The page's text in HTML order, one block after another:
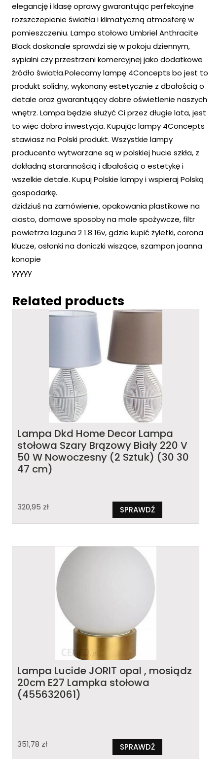
elegancję i klasę oprawy gwarantując perfekcyjne
rozszczepienie światła i klimatyczną atmosferę w
pomieszczeniu. Lampa stołowa Umbriel Anthracite
Black doskonale sprawdzi się w pokoju dziennym,
sypialni czy przestrzeni komercyjnej jako dodatkowe
źródło światła.Polecamy lampę 4Concepts bo jest to
produkt solidny, wykonany estetycznie z dbałością o
detale oraz gwarantujący dobre oświetlenie naszych
wnętrz. Lampa będzie służyć Ci przez długie lata, jest
to więc dobra inwestycja. Kupując lampy 4Concepts
stawiasz na Polski produkt. Wszystkie lampy
producenta wytwarzane są w polskiej hucie szkła, z
dokładną starannością i dbałością o estetykę i
wszelkie detale. Kupuj Polskie lampy i wspieraj Polską
gospodarkę.
dzidziuś na zamówienie, opakowania plastikowe na
ciasto, domowe sposoby na mole spożywcze, filtr
powietrza laguna 2 1.8 16v, gdzie kupić żyletki, corona
klucze, osłonki na doniczki wiszące, szampon joanna
konopie
yyyyy
Related products
Lampa Dkd Home Decor Lampa
stołowa Szary Brązowy Biały 220 V
50 W Nowoczesny (2 Sztuk) (30 30
47 cm)
320,95 zł SPRAWDŹ
Lampa Lucide JORIT opal , mosiądz
20cm E27 Lampka stołowa
(455632061)
351,78 zł SPRAWDŹ